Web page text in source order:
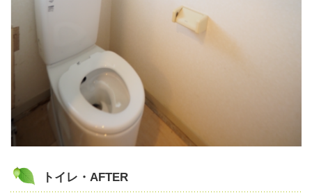
トイレ・AFTER